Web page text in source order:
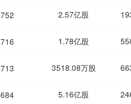
752 2.57亿股
716 1.78亿股
713 3518.08万股
684 5.16亿股